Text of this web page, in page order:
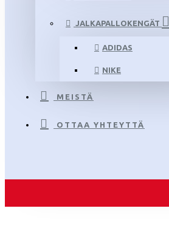
JALKAPALLOKENGÄT
ADIDAS
NIKE
MEISTÄ
OTTAA YHTEYTTÄ